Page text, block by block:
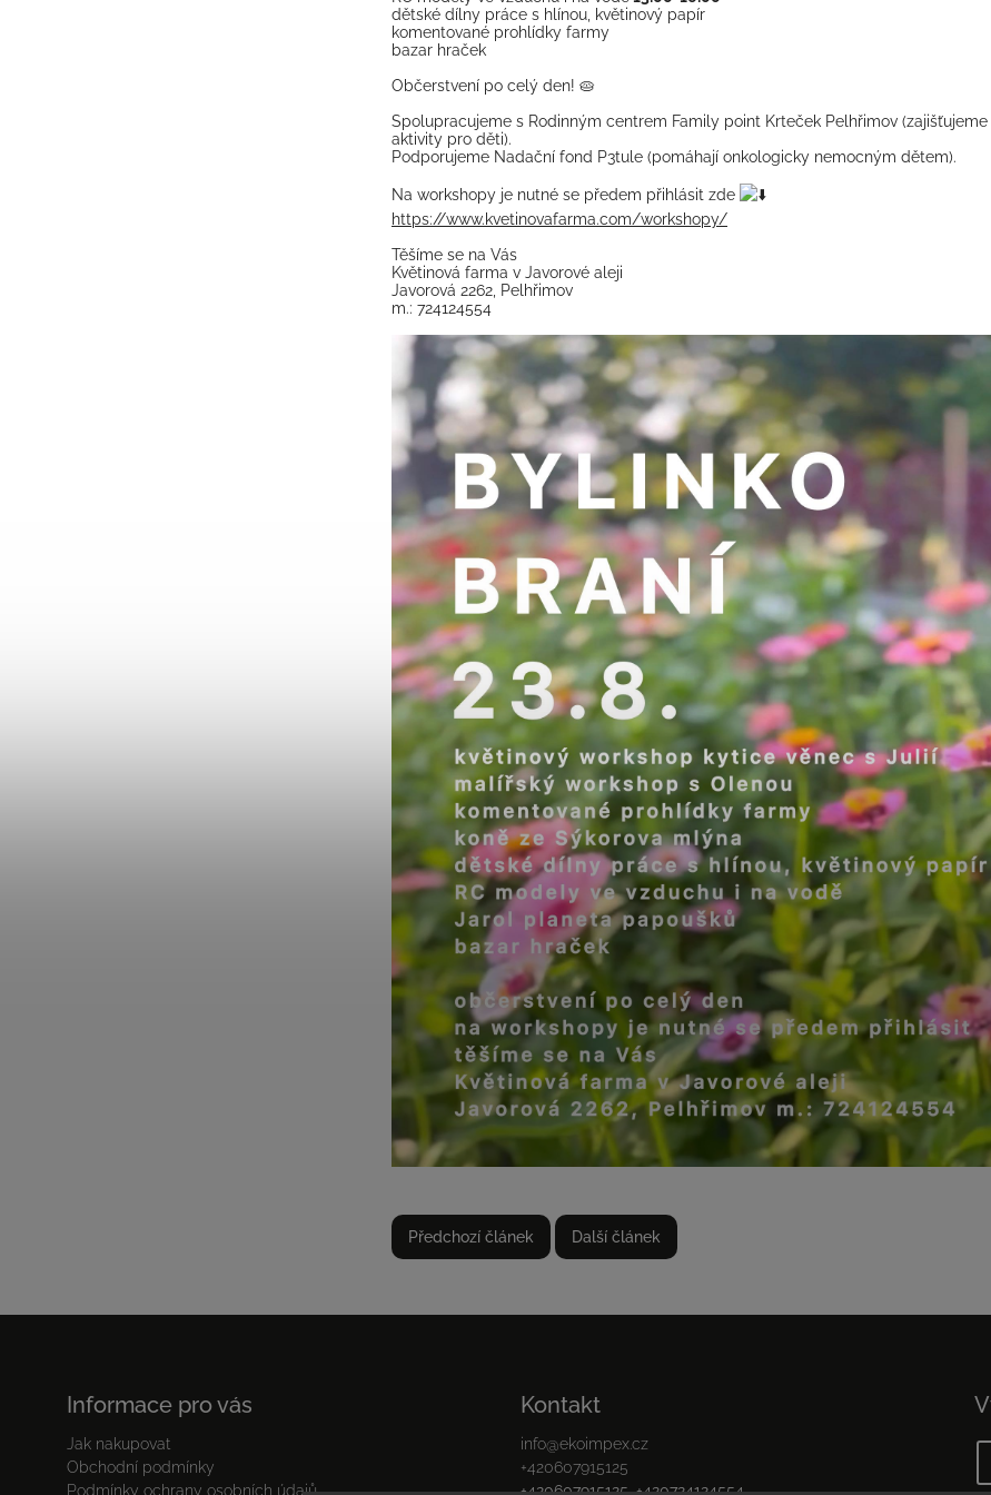
dětské dílny práce s hlínou, květinový papír
komentované prohlídky farmy
bazar hraček
Občerstvení po celý den! 🥧
Spolupracujeme s Rodinným centrem Family point Krteček Pelhřimov
aktivity pro děti).
Podporujeme Nadační fond P3tule (pomáhají onkologicky nemocným dětem).
Na workshopy je nutné se předem přihlásit zde
https://www.kvetinovafarma.com/workshopy/
Těšíme se na Vás
Květinová farma v Javorové aleji
Javorová 2262, Pelhřimov
m.: 724124554
Předchozí článek Další článek
Informace pro vás
Jak nakupovat
Obchodní podmínky
Podmínky ochrany osobních údajů
Kontakt
info@ekoimpex.cz
+420607915125
+420607915125, +420724124554,